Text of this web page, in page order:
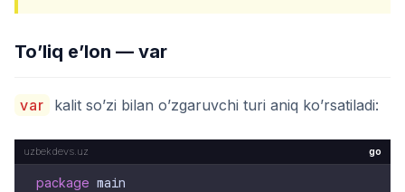
To’liq e’lon — var
var kalit so’zi bilan o’zgaruvchi turi aniq ko’rsatiladi:
go
package main